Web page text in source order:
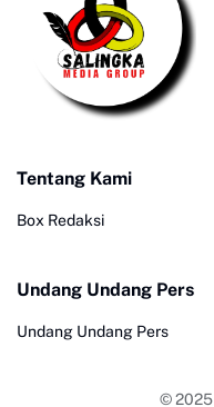
Tentang Kami
Box Redaksi
Undang Undang Pers
Undang Undang Pers
© 2025